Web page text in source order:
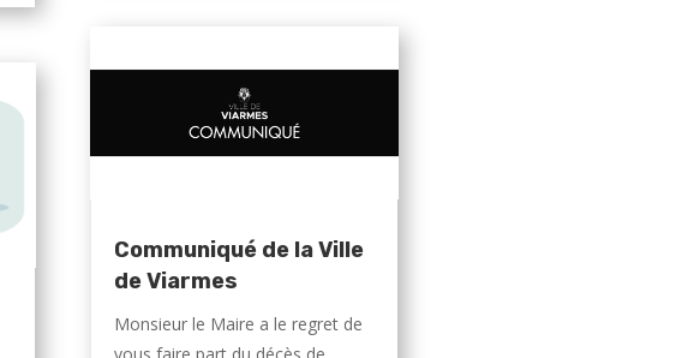
Communiqué de la Ville
de Viarmes
Monsieur le Maire a le regret de